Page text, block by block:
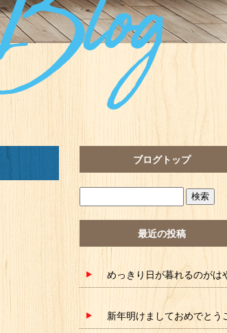
ブログトップ
最近の投稿